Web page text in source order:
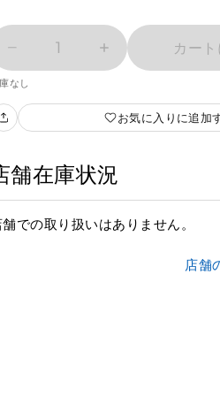
1 カー
なし
お気に入りに追加
舗在庫状況
での取り扱いはありません。
店舗